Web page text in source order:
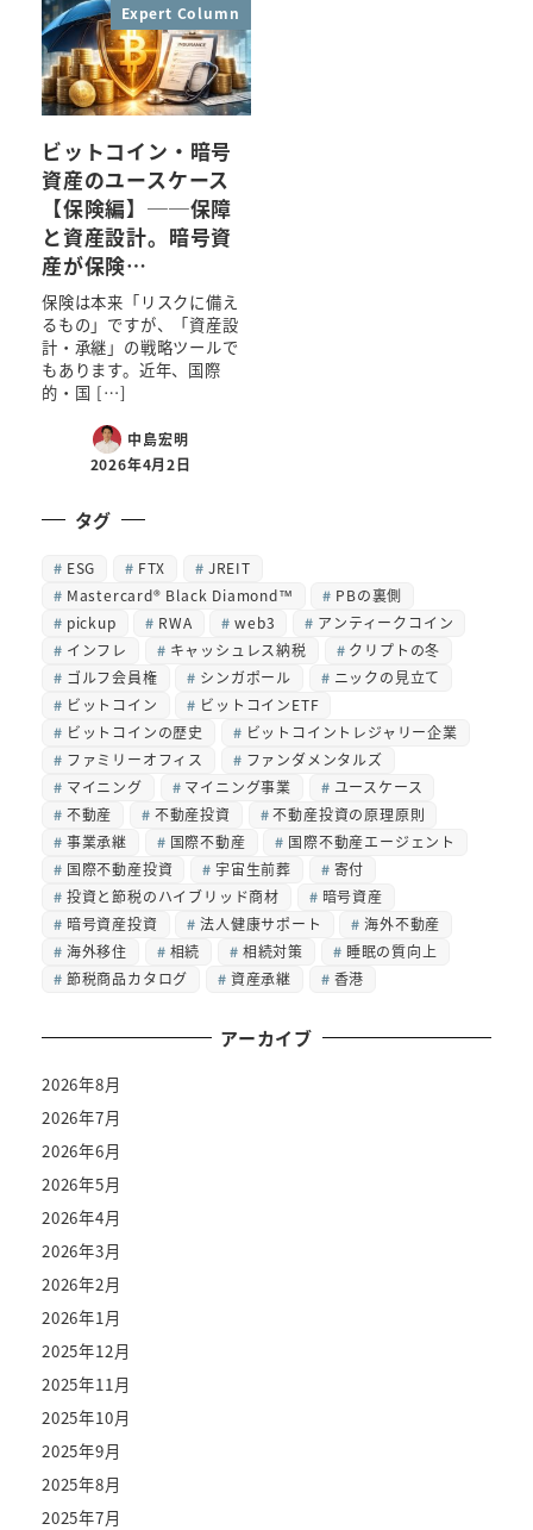
Expert Column
ビットコイン・暗号
資産のユースケース
【保険編】──保障
と資産設計。暗号資
産が保険…
保険は本来「リスクに備え
るもの」ですが、「資産設
計・承継」の戦略ツールで
もあります。近年、国際
的・国 […]
中島宏明
2026年4月2日
タグ
ESG FTX
JREIT
Mastercard® Black Diamond™
PBの裏側
pickup
RWA web3
アンティークコイン
インフレ
キャッシュレス納税
クリプトの冬
ゴルフ会員権
シンガポール
ニックの見立て
ビットコイン
ビットコインETF
ビットコインの歴史
ビットコイントレジャリー企業
ファミリーオフィス
ファンダメンタルズ
マイニング
マイニング事業
ユースケース
不動産
不動産投資
不動産投資の原理原則
事業承継
国際不動産
国際不動産エージェント
国際不動産投資
宇宙生前葬
寄付
投資と節税のハイブリッド商材
暗号資産
暗号資産投資
法人健康サポート
海外不動産
海外移住
相続 相続対策
睡眠の質向上
節税商品カタログ
資産承継 香港
アーカイブ
2026年8月
2026年7月
2026年6月
2026年5月
2026年4月
2026年3月
2026年2月
2026年1月
2025年12月
2025年11月
2025年10月
2025年9月
2025年8月
2025年7月